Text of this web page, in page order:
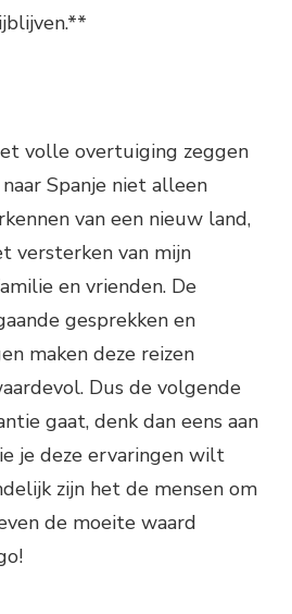
volle overtuiging zeggen
Spanje niet alleen
van een nieuw land,
versterken van mijn
en vrienden. De
gesprekken en
maken deze reizen
Dus de volgende
gaat, denk dan eens aan
je deze ervaringen wilt
zijn het de mensen om
de moeite waard